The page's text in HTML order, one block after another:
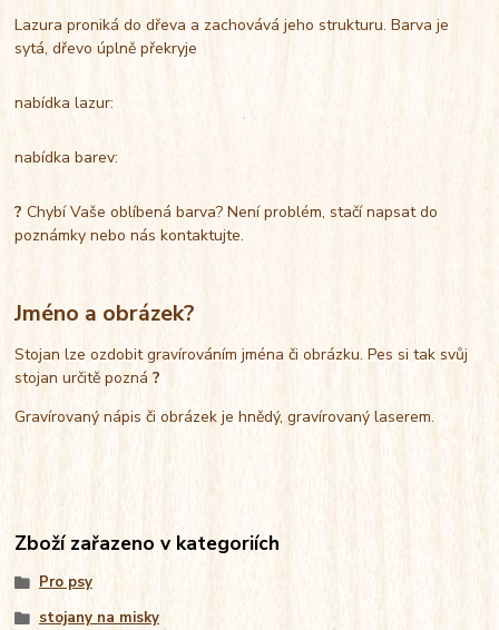
Lazura proniká do dřeva a zachovává jeho strukturu. Barva je
sytá, dřevo úplně překryje
nabídka lazur:
nabídka barev:
?Chybí Vaše oblíbená barva? Není problém, stačí napsat do
poznámky nebo nás kontaktujte.
Jméno a obrázek?
Stojan lze ozdobit gravírováním jména či obrázku. Pes si tak svůj
stojan určitě pozná?
Gravírovaný nápis či obrázek je hnědý, gravírovaný laserem.
Zboží zařazeno v kategoriích
Pro psy
stojany na misky